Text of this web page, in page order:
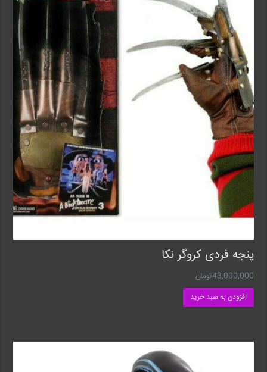
پنجه فردی کروگر نکا
43,000,000تومان
افزودن به سبد خرید